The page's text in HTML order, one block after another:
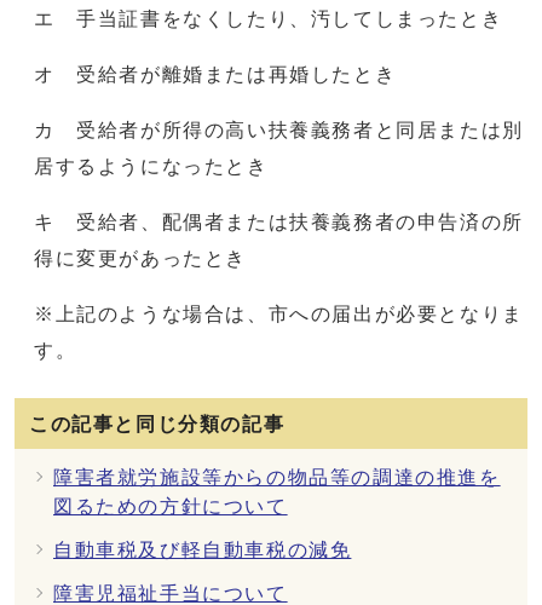
エ 手当証書をなくしたり、汚してしまったとき
オ 受給者が離婚または再婚したとき
カ 受給者が所得の高い扶養義務者と同居または別
居するようになったとき
キ 受給者、配偶者または扶養義務者の申告済の所
得に変更があったとき
※上記のような場合は、市への届出が必要となりま
す。
この記事と同じ分類の記事
障害者就労施設等からの物品等の調達の推進を
図るための方針について
自動車税及び軽自動車税の減免
障害児福祉手当について